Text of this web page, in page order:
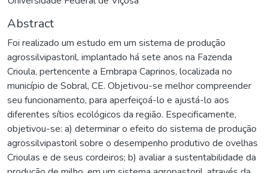
Abstract
Foi realizado um estudo em um sistema de produção
agrossilvipastoril, implantado há sete anos na Fazenda
Crioula, pertencente a Embrapa Caprinos, localizada no
município de Sobral, CE. Objetivou-se melhor compreender
seu funcionamento, para aperfeiçoá-lo e ajustá-lo aos
diferentes sítios ecológicos da região. Especificamente,
objetivou-se: a) determinar o efeito do sistema de produção
agrossilvipastoril sobre o desempenho produtivo de ovelhas
Crioulas e de seus cordeiros; b) avaliar a sustentabilidade da